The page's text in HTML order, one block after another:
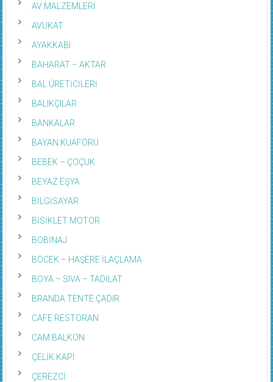
AV MALZEMLERİ
AVUKAT
AYAKKABI
BAHARAT – AKTAR
BAL ÜRETİCİLERİ
BALIKÇILAR
BANKALAR
BAYAN KUAFÖRÜ
BEBEK – ÇOÇUK
BEYAZ EŞYA
BİLGİSAYAR
BİSİKLET MOTOR
BOBİNAJ
BÖCEK – HAŞERE İLAÇLAMA
BOYA – SIVA – TADİLAT
BRANDA TENTE ÇADIR
CAFE RESTORAN
CAM BALKON
ÇELİK KAPI
ÇEREZCİ